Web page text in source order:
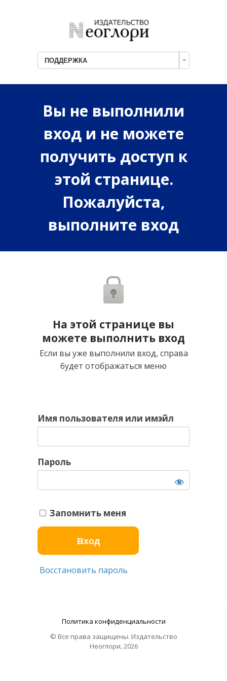
ПОДДЕРЖКА
Вы не выполнили
вход и не можете
получить доступ к
этой странице.
Пожалуйста,
выполните вход
На этой странице вы
можете выполнить вход
Если вы уже выполнили вход, справа
будет отображаться меню
Имя пользователя или имэйл
Пароль
Запомнить меня
Восстановить пароль
Политика конфиденциальности
© Все права защищены. Издательство
Неоглори, 2026